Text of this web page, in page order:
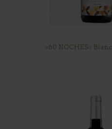
«60 NOCHES»